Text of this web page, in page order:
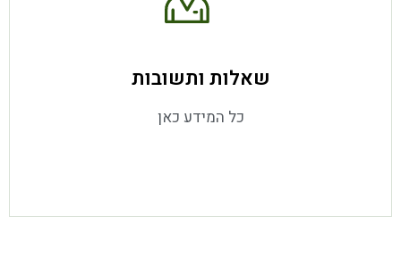
שאלות ותשובות
כל המידע כאן